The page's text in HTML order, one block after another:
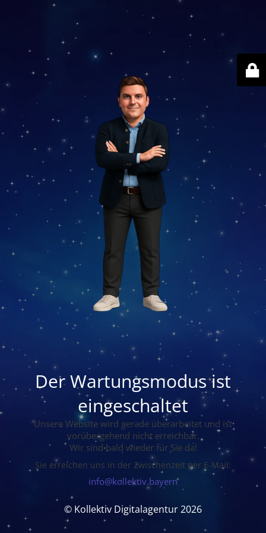
Der Wartungsmodus ist
eingeschaltet
Unsere Website wird gerade überarbeitet und ist
vorübergehend nicht erreichbar.
Wir sind bald wieder für Sie da!
Sie erreichen uns in der Zwischenzeit per E-Mail:
info@kollektiv.bayern
© Kollektiv Digitalagentur 2026